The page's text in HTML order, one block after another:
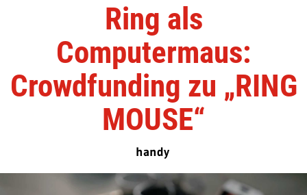
Ring als
Computermaus:
Crowdfunding zu „RING
MOUSE“
handy